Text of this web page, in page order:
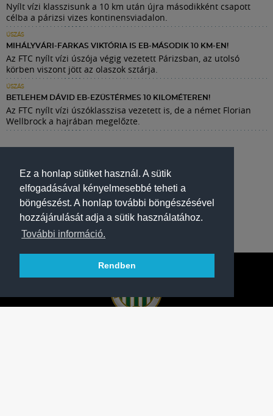
Ez a honlap sütiket használ. A sütik
elfogadásával kényelmesebbé teheti a
böngészést. A honlap további böngészésével
hozzájárulását adja a sütik használatához.
További információ.
Rendben
Nyílt vízi klasszisunk a 10 km után újra másodikként csapott
célba a párizsi vizes kontinensviadalon.
ÚSZÁS
MIHÁLYVÁRI-FARKAS VIKTÓRIA IS EB-MÁSODIK 10 KM-EN!
Az FTC nyílt vízi úszója végig vezetett Párizsban, az utolsó
körben viszont jött az olaszok sztárja.
ÚSZÁS
BETLEHEM DÁVID EB-EZÜSTÉRMES 10 KILOMÉTEREN!
Az FTC nyílt vízi úszóklasszisa vezetett is, de a német Florian
Wellbrock a hajrában megelőzte.